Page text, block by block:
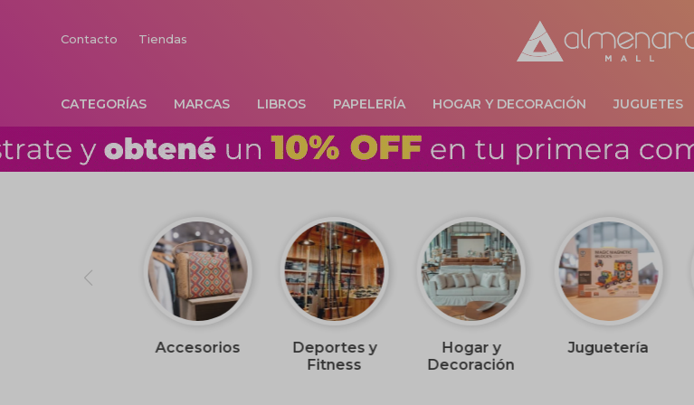
CATEGORÍAS MARCAS LIBROS PAPELERÍA HOGAR Y DECORACIÓN JUGUETES
Contacto Tiendas
Accesorios
Deportes y
Fitness
Hogar y
Decoración
Juguetería